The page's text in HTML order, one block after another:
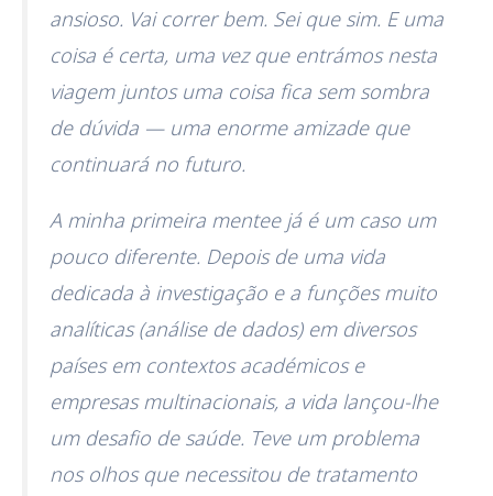
ansioso. Vai correr bem. Sei que sim. E uma
coisa é certa, uma vez que entrámos nesta
viagem juntos uma coisa fica sem sombra
de dúvida — uma enorme amizade que
continuará no futuro.
A minha primeira mentee já é um caso um
pouco diferente. Depois de uma vida
dedicada à investigação e a funções muito
analíticas (análise de dados) em diversos
países em contextos académicos e
empresas multinacionais, a vida lançou-lhe
um desafio de saúde. Teve um problema
nos olhos que necessitou de tratamento